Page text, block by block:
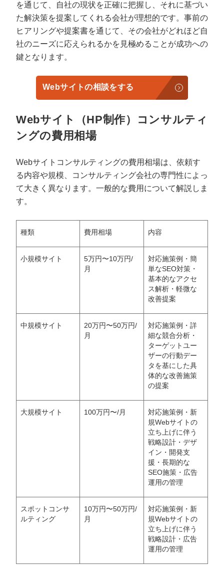
を通じて、自社の現状を正確に把握し、それに基づい
た解決策を提案してくれる会社が理想的です。事前の
ヒアリングや提案書を通じて、その会社がどれほど自
社のニーズに応えられるかを見極めることが成功への
鍵となります。
Webサイトの相談をする
Webサイト（HP制作）コンサルティ
ングの費用相場
Webサイトコンサルティングの費用相場は、依頼す
る内容や規模、コンサルティング会社の専門性によっ
て大きく異なります。一般的な費用について解説しま
す。
種類 費用相場 内容
小規模サイト
5万円〜10万円/
月
対応施策例・簡
単なSEO対策・
基本的なアクセ
ス解析・軽微な
改善提案
中規模サイト
20万円〜50万円/
月
対応施策例・詳
細な競合分析・
ターゲットユー
ザーの行動デー
タを基にした具
体的な改善施策
の提案
大規模サイト 100万円〜/月
対応施策例・新
規Webサイトの
立ち上げに伴う
戦略設計・デザ
イン・開発支
援・長期的な
SEO施策・広告
運用の管理
スポットコンサ
ルティング
10万円〜50万円/
月
対応施策例・新
規Webサイトの
立ち上げに伴う
戦略設計・広告
運用の管理